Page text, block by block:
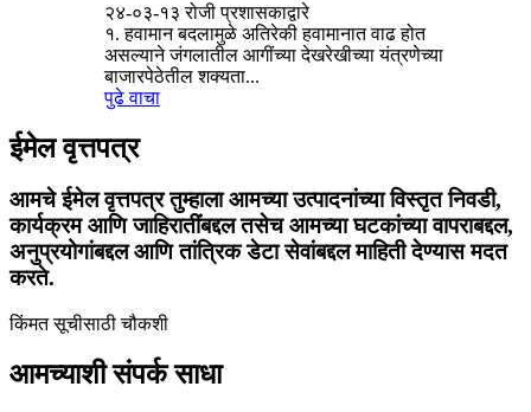
२४-०३-१३ रोजी प्रशासकाद्वारे
१. हवामान बदलामुळे अतिरेकी हवामानात वाढ होत
असल्याने जंगलातील आगींच्या देखरेखीच्या यंत्रणेच्या
बाजारपेठेतील शक्यता...
पुढे वाचा
ईमेल वृत्तपत्र
आमचे ईमेल वृत्तपत्र तुम्हाला आमच्या उत्पादनांच्या विस्तृत निवडी,
कार्यक्रम आणि जाहिरातींबद्दल तसेच आमच्या घटकांच्या वापराबद्दल,
अनुप्रयोगांबद्दल आणि तांत्रिक डेटा सेवांबद्दल माहिती देण्यास मदत
करते.
किंमत सूचीसाठी चौकशी
आमच्याशी संपर्क साधा